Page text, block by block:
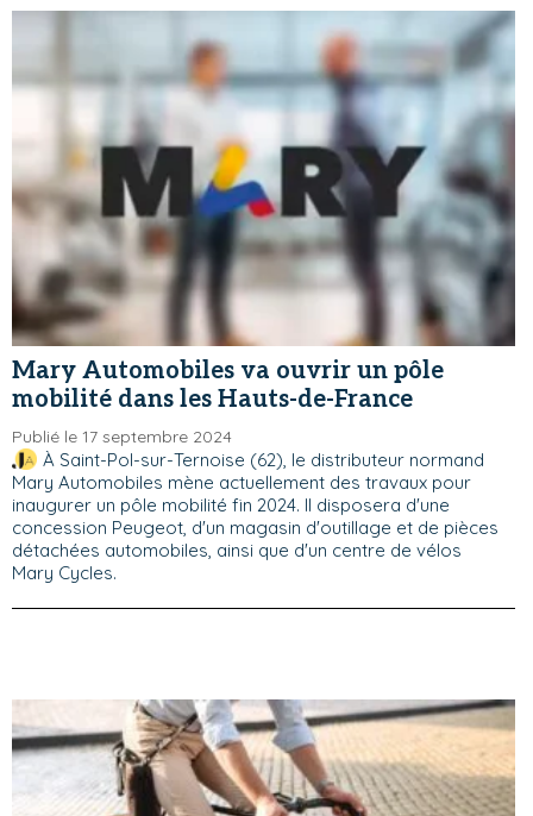
Mary Automobiles va ouvrir un pôle
mobilité dans les Hauts-de-France
Publié le 17 septembre 2024
À Saint-Pol-sur-Ternoise (62), le distributeur normand
Mary Automobiles mène actuellement des travaux pour
inaugurer un pôle mobilité fin 2024. Il disposera d'une
concession Peugeot, d'un magasin d'outillage et de pièces
détachées automobiles, ainsi que d'un centre de vélos
Mary Cycles.